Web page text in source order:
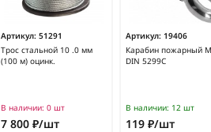
Артикул: 51291
Трос стальной 10 .0 мм
(100 м) оцинк.
В наличии: 0 шт
7 800 ₽/шт
Артикул: 19406
Карабин пожарный
DIN 5299С
В наличии: 12 шт
119 ₽/шт